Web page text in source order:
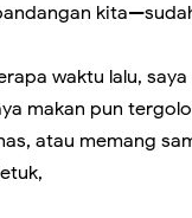
waktu lalu,
makan pun
atau memang